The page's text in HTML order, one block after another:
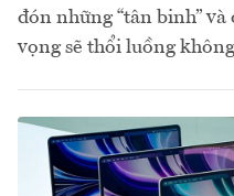
đón những “tân binh” và
vọng sẽ thổi luồng